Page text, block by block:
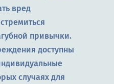
вред
привычки.
доступны
случаях для